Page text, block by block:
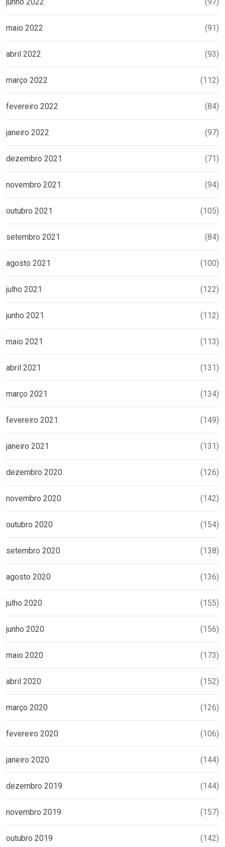
maio 2022 (91)
abril 2022 (93)
março 2022 (112)
fevereiro 2022 (84)
janeiro 2022 (97)
dezembro 2021 (71)
novembro 2021 (94)
outubro 2021 (105)
setembro 2021 (84)
agosto 2021 (100)
julho 2021 (122)
junho 2021 (112)
maio 2021 (113)
abril 2021 (131)
março 2021 (134)
fevereiro 2021 (149)
janeiro 2021 (131)
dezembro 2020 (126)
novembro 2020 (142)
outubro 2020 (154)
setembro 2020 (138)
agosto 2020 (136)
julho 2020 (155)
junho 2020 (156)
maio 2020 (173)
abril 2020 (152)
março 2020 (126)
fevereiro 2020 (106)
janeiro 2020 (144)
dezembro 2019 (144)
novembro 2019 (157)
outubro 2019 (142)